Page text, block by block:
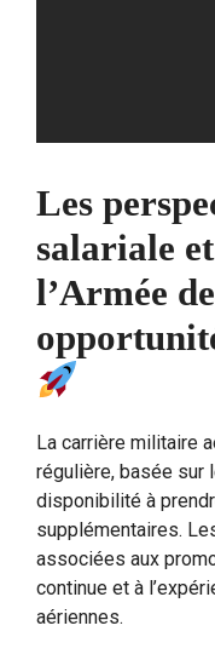
Les
salariale
l’Armée
La carrière militaire
régulière, basée sur
disponibilité à
supplémentaires.
associées aux
continue et à
aériennes.